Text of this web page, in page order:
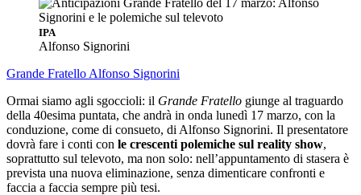
IPA
Alfonso Signorini
Grande Fratello Alfonso Signorini
Ormai siamo agli sgoccioli: il Grande Fratello giunge al traguardo
della 40esima puntata, che andrà in onda lunedì 17 marzo, con la
conduzione, come di consueto, di Alfonso Signorini. Il presentatore
dovrà fare i conti con le crescenti polemiche sul reality show,
soprattutto sul televoto, ma non solo: nell’appuntamento di stasera è
prevista una nuova eliminazione, senza dimenticare confronti e
faccia a faccia sempre più tesi.